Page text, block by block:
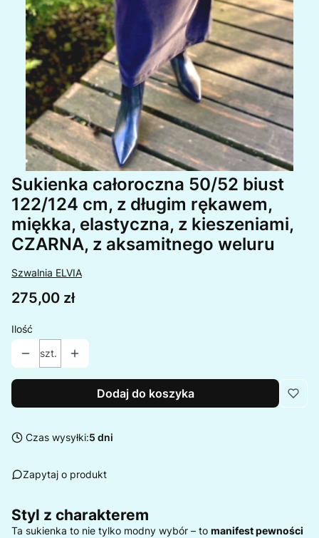
Sukienka całoroczna 50/52 biust
122/124 cm, z długim rękawem,
miękka, elastyczna, z kieszeniami,
CZARNA, z aksamitnego weluru
Szwalnia ELVIA
Cena
275,00 zł
Ilość
szt.
Dodaj do koszyka
Czas wysyłki:5 dni
Zapytaj o produkt
Styl z charakterem
Ta sukienka to nie tylko modny wybór – to manifest pewności